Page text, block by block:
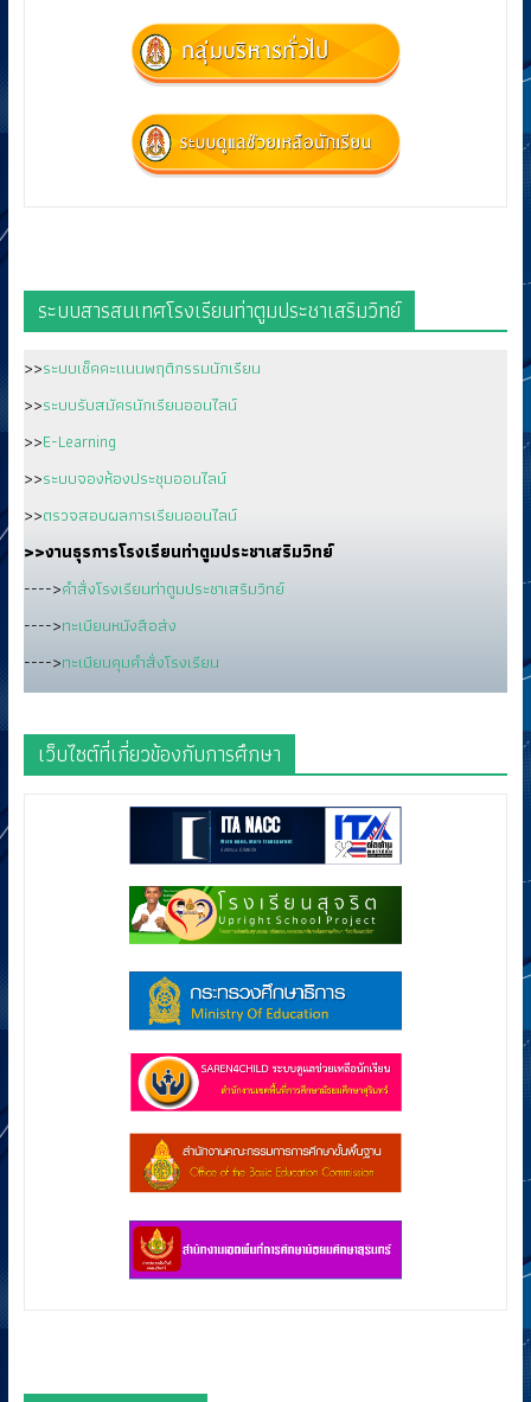
ระบบสารสนเทศโรงเรียนท่าตูมประชาเสริมวิทย์
>>ระบบเช็คคะแนนพฤติกรรมนักเรียน
>>ระบบรับสมัครนักเรียนออนไลน์
>>E-Learning
>>ระบบจองห้องประชุมออนไลน์
>>ตรวจสอบผลการเรียนออนไลน์
>>งานธุรการโรงเรียนท่าตูมประชาเสริมวิทย์
---->คำสั่งโรงเรียนท่าตูมประชาเสริมวิทย์
---->ทะเบียนหนังสือส่ง
---->ทะเบียนคุมคำสั่งโรงเรียน
เว็บไซต์ที่เกี่ยวข้องกับการศึกษา